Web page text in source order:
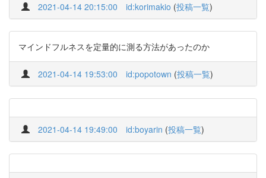
2021-04-14 20:15:00 id:korimakio (投稿一覧)
マインドフルネスを定量的に測る方法があったのか
2021-04-14 19:53:00 id:popotown (投稿一覧)
2021-04-14 19:49:00 id:boyarin (投稿一覧)